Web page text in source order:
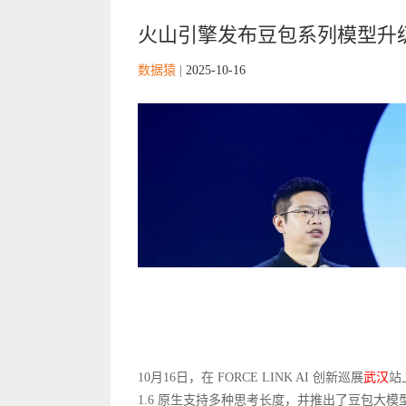
火山引擎发布豆包系列模型升
数据猿 2025-10-16
10月16日，在 FORCE LINK AI 创新巡展武汉站
1.6 原生支持多种思考长度，并推出了豆包大